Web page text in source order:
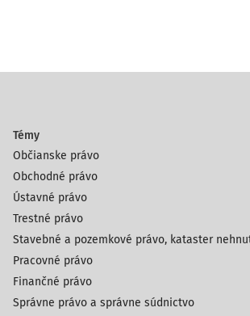
Témy
Občianske právo
Obchodné právo
Ústavné právo
Trestné právo
Stavebné a pozemkové právo, kataster
Pracovné právo
Finančné právo
Správne právo a správne súdnictvo